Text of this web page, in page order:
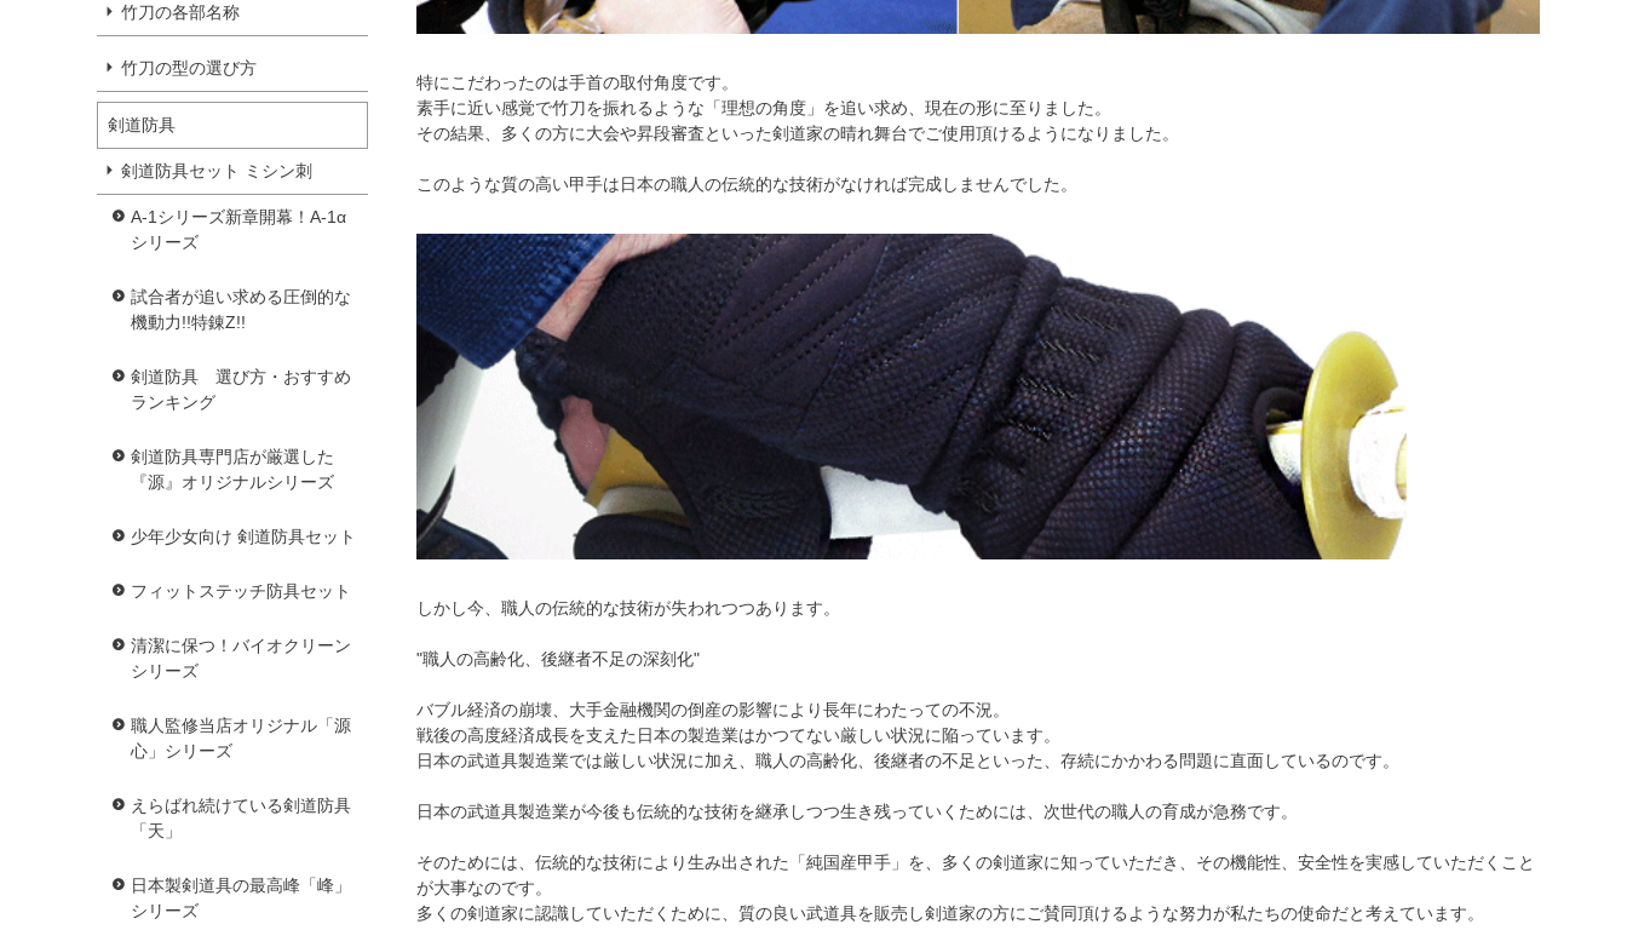
竹刀の各部名称
竹刀の型の選び方
剣道防具
剣道防具セット ミシン刺
A-1シリーズ新章開幕！A-1α
シリーズ
試合者が追い求める圧倒的な
機動力!!特錬Z!!
剣道防具 選び方・おすすめ
ランキング
剣道防具専門店が厳選した
『源』オリジナルシリーズ
少年少女向け 剣道防具セット
フィットステッチ防具セット
清潔に保つ！バイオクリーン
シリーズ
職人監修当店オリジナル「源
心」シリーズ
えらばれ続けている剣道防具
「天」
日本製剣道具の最高峰「峰」
シリーズ
特にこだわったのは手首の取付角度です。
素手に近い感覚で竹刀を振れるような「理想の角度」を追い求め、現在の形に至りました。
その結果、多くの方に大会や昇段審査といった剣道家の晴れ舞台でご使用頂けるようになりました。
このような質の高い甲手は日本の職人の伝統的な技術がなければ完成しませんでした。
しかし今、職人の伝統的な技術が失われつつあります。
"職人の高齢化、後継者不足の深刻化"
バブル経済の崩壊、大手金融機関の倒産の影響により長年にわたっての不況。
戦後の高度経済成長を支えた日本の製造業はかつてない厳しい状況に陥っています。
日本の武道具製造業では厳しい状況に加え、職人の高齢化、後継者の不足といった、存続にかかわる問題に直面しているのです。
日本の武道具製造業が今後も伝統的な技術を継承しつつ生き残っていくためには、次世代の職人の育成が急務です。
そのためには、伝統的な技術により生み出された「純国産甲手」を、多くの剣道家に知っていただき、その機能性、安全性を実感していただくこと
が大事なのです。
多くの剣道家に認識していただくために、質の良い武道具を販売し剣道家の方にご賛同頂けるような努力が私たちの使命だと考えています。